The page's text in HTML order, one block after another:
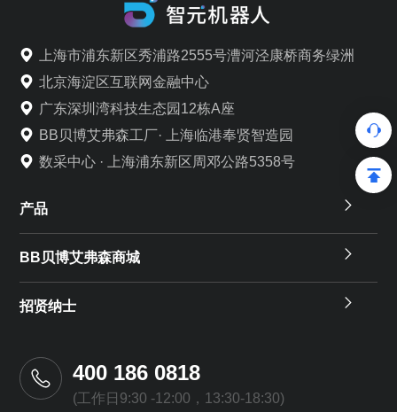
上海市浦东新区秀浦路2555号漕河泾康桥商务绿洲
北京海淀区互联网金融中心
广东深圳湾科技生态园12栋A座
BB贝博艾弗森工厂· 上海临港奉贤智造园
数采中心 · 上海浦东新区周邓公路5358号
产品
BB贝博艾弗森商城
招贤纳士
400 186 0818
(工作日9:30 -12:00，13:30-18:30)